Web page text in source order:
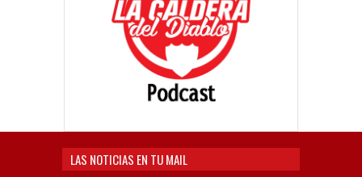
LAS NOTICIAS EN TU MAIL